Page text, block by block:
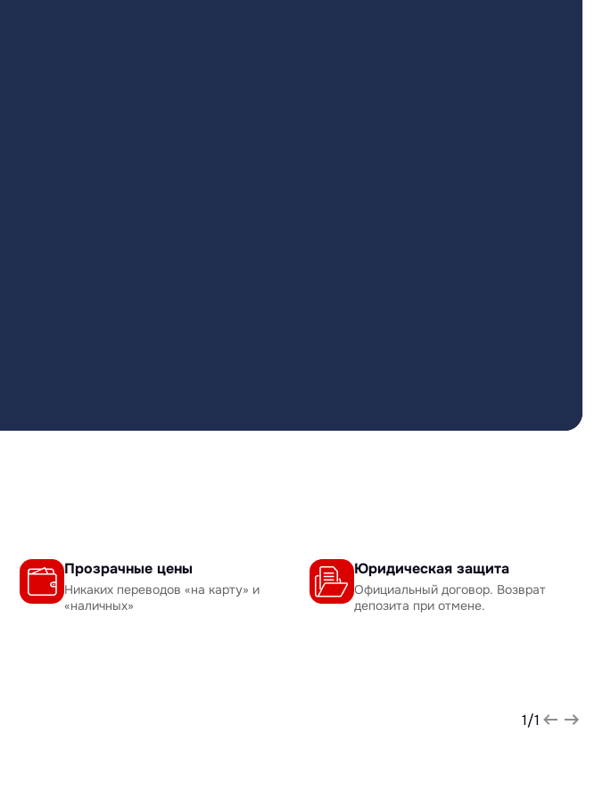
Прозрачные цены
Никаких переводов «на карту» и
«наличных»
Юридическая защита
Официальный договор. Возврат
депозита при отмене.
1/1